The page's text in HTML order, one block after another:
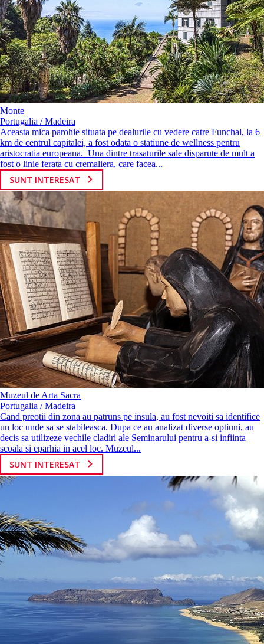
Monte
Portugalia / Madeira
Aceasta mica parohie situata pe dealurile cu vedere catre Funchal, la 6
km de centrul capitalei, a fost odata o statiune de wellness pentru
aristocratia europeana. Una dintre trasaturile sale disparute de mult a
fost o linie ferata cu cremaliera, care facea...
SUNT INTERESAT
Muzeul de Arta Sacra
Portugalia / Madeira
Cand preotii din zona au patruns pe insula, au fost nevoiti sa identifice
un loc unde sa se stabileasca. Dupa ce au analizat diverse optiuni, au
decis sa utilizeze vechile cladiri ale Seminarului pentru a-si infiinta
scoala si eparhia in acel loc. Muzeul...
SUNT INTERESAT